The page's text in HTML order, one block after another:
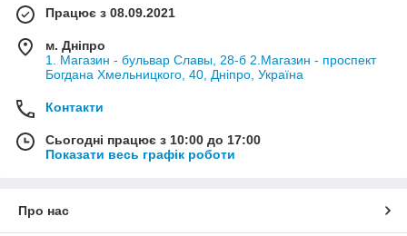
Працює з 08.09.2021
м. Дніпро
1. Магазин - бульвар Славы, 28-б 2.Магазин - проспект
Богдана Хмельницкого, 40, Дніпро, Україна
Контакти
Сьогодні працює з 10:00 до 17:00
Показати весь графік роботи
Про нас